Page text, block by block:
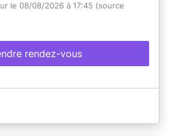
le 08/08/2026 à 17:45 (source
rendez-vous